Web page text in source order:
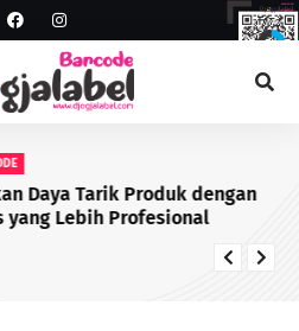
Daya Tarik Produk dengan
yang Lebih Profesional